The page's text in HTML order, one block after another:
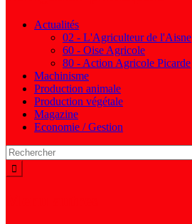
Actualités
02 - L'Agriculteur de l'Aisne
60 - Oise Agricole
80 - Action Agricole Picarde
Machinisme
Production animale
Production végétale
Magazine
Economie / Gestion